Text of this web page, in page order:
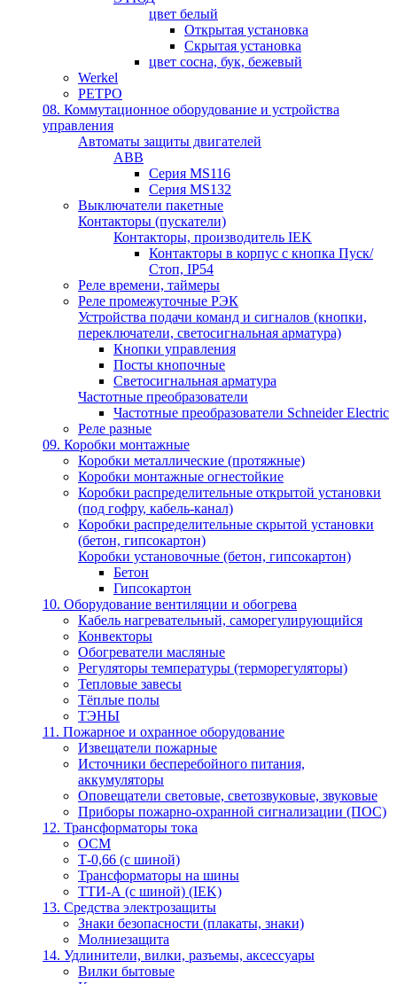
цвет белый
Открытая установка
Скрытая установка
цвет сосна, бук, бежевый
Werkel
РЕТРО
08. Коммутационное оборудование и устройства
управления
Автоматы защиты двигателей
ABB
Серия MS116
Серия MS132
Выключатели пакетные
Контакторы (пускатели)
Контакторы, производитель IEK
Контакторы в корпус с кнопка Пуск/
Стоп, IP54
Реле времени, таймеры
Реле промежуточные РЭК
Устройства подачи команд и сигналов (кнопки,
переключатели, светосигнальная арматура)
Кнопки управления
Посты кнопочные
Светосигнальная арматура
Частотные преобразователи
Частотные преобразователи Schneider Electric
Реле разные
09. Коробки монтажные
Коробки металлические (протяжные)
Коробки монтажные огнестойкие
Коробки распределительные открытой установки
(под гофру, кабель-канал)
Коробки распределительные скрытой установки
(бетон, гипсокартон)
Коробки установочные (бетон, гипсокартон)
Бетон
Гипсокартон
10. Оборудование вентиляции и обогрева
Кабель нагревательный, саморегулирующийся
Конвекторы
Обогреватели масляные
Регуляторы температуры (терморегуляторы)
Тепловые завесы
Тёплые полы
ТЭНЫ
11. Пожарное и охранное оборудование
Извещатели пожарные
Источники бесперебойного питания,
аккумуляторы
Оповещатели световые, светозвуковые, звуковые
Приборы пожарно-охранной сигнализации (ПОС)
12. Трансформаторы тока
ОСМ
Т-0,66 (с шиной)
Трансформаторы на шины
ТТИ-А (с шиной) (IEK)
13. Средства электрозащиты
Знаки безопасности (плакаты, знаки)
Молниезащита
14. Удлинители, вилки, разъемы, аксессуары
Вилки бытовые